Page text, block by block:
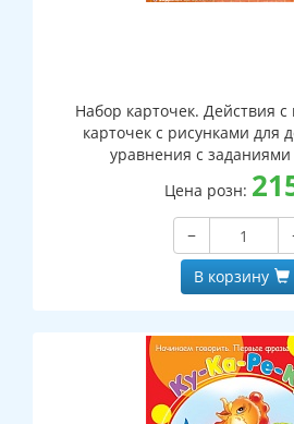
Набор карточек. Действия
карточек с рисунками для
уравнения с
Цена розн:
−
В корзину